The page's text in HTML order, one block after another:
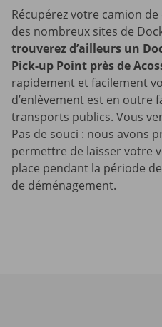
Récupérez votre camion
des nombreux sites de
trouverez d’ailleurs un
Pick-up Point près de
rapidement et facilement
d’enlèvement est en outre
transports publics. Vous
Pas de souci : nous avons
permettre de laisser votre
place pendant la période
de déménagement.